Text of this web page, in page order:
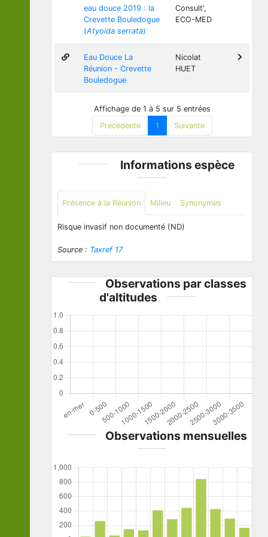
eau douce 2019 : la
Crevette Bouledogue
(Atyoida serrata)
Consult',
ECO-MED
Eau Douce La
Réunion - Crevette
Bouledogue
Nicolat
HUET
Affichage de 1 à 5 sur 5 entrées
Précédente
1 Suivante
Informations espèce
Présence à la Réunion Milieu Synonymes
Risque invasif non documenté (ND)
Source : Taxref 17
Observations par classes
d'altitudes
Observations mensuelles